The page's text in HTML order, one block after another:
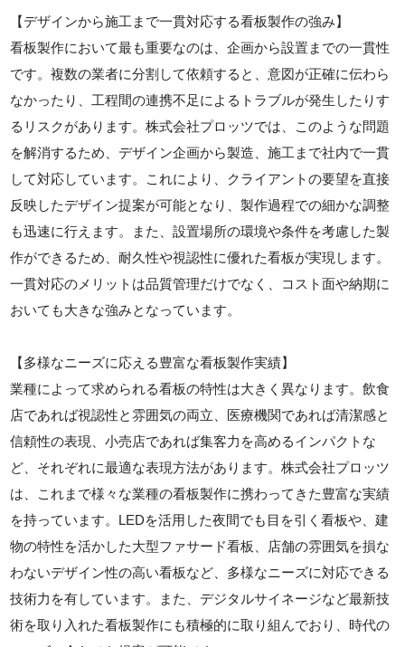
【デザインから施工まで一貫対応する看板製作の強み】
看板製作において最も重要なのは、企画から設置までの一貫性
です。複数の業者に分割して依頼すると、意図が正確に伝わら
なかったり、工程間の連携不足によるトラブルが発生したりす
るリスクがあります。株式会社プロッツでは、このような問題
を解消するため、デザイン企画から製造、施工まで社内で一貫
して対応しています。これにより、クライアントの要望を直接
反映したデザイン提案が可能となり、製作過程での細かな調整
も迅速に行えます。また、設置場所の環境や条件を考慮した製
作ができるため、耐久性や視認性に優れた看板が実現します。
一貫対応のメリットは品質管理だけでなく、コスト面や納期に
おいても大きな強みとなっています。
【多様なニーズに応える豊富な看板製作実績】
業種によって求められる看板の特性は大きく異なります。飲食
店であれば視認性と雰囲気の両立、医療機関であれば清潔感と
信頼性の表現、小売店であれば集客力を高めるインパクトな
ど、それぞれに最適な表現方法があります。株式会社プロッツ
は、これまで様々な業種の看板製作に携わってきた豊富な実績
を持っています。LEDを活用した夜間でも目を引く看板や、建
物の特性を活かした大型ファサード看板、店舗の雰囲気を損な
わないデザイン性の高い看板など、多様なニーズに対応できる
技術力を有しています。また、デジタルサイネージなど最新技
術を取り入れた看板製作にも積極的に取り組んでおり、時代の